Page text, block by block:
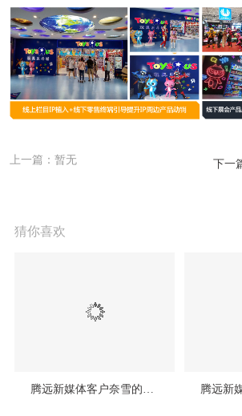
上一篇：暂无
猜你喜欢
腾远新媒体客户奈雪的茶广告投放案例概览